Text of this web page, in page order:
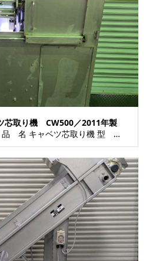
芯取り機 CW500／2011年製
お問合せ番号 Y-6230 品 名 キャベツ芯取り機 型 式 CW500 種 類 各種...